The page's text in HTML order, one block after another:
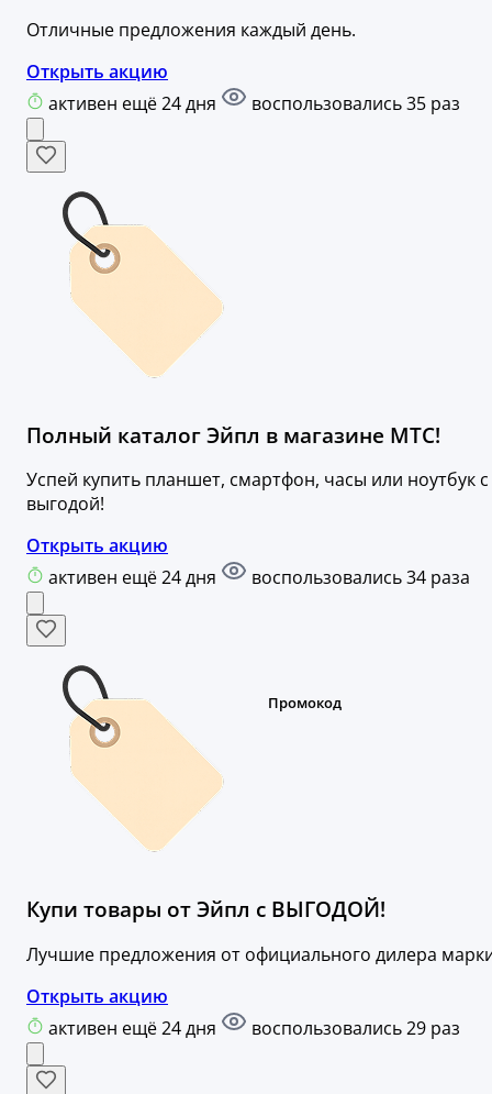
Отличные предложения каждый день.
Открыть акцию
активен ещё 24 дня
воспользовались 35 раз
Полный каталог Эйпл в магазине МТС!
Успей купить планшет, смартфон, часы или ноутбук с
выгодой!
Открыть акцию
активен ещё 24 дня
воспользовались 34 раза
Купи товары от Эйпл с ВЫГОДОЙ!
Лучшие предложения от официального дилера
Открыть акцию
активен ещё 24 дня
воспользовались 29 раз